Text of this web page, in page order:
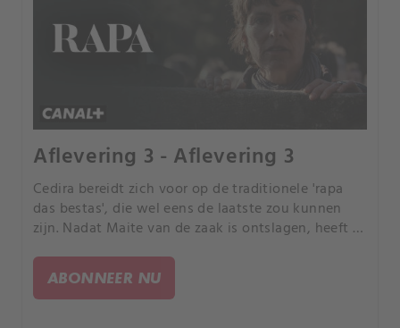
Aflevering 3 - Aflevering 3
Cedira bereidt zich voor op de traditionele 'rapa
das bestas', die wel eens de laatste zou kunnen
zijn. Nadat Maite van de zaak is ontslagen, heeft ze
eigen onderzoek.
ABONNEER NU